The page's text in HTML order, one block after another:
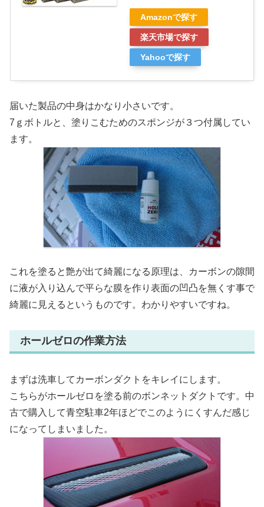
Amazonで探す
楽天市場で探す
Yahooで探す
届いた製品の中身はかなり小さいです。
7ｇボトルと、塗りこむためのスポンジが３つ付属してい
ます。
これを塗ると艶が出て綺麗になる原理は、カーボンの隙間
に液が入り込んで平らな膜を作り表面の凹凸を無くす事で
綺麗に見えるというものです。わかりやすいですね。
ホールゼロの作業方法
まずは洗車してカーボンダクトをキレイにします。
こちらがホールゼロを塗る前のボンネットダクトです。中
古で購入して青空駐車2年ほどでこのようにくすんだ感じ
になってしまいました。